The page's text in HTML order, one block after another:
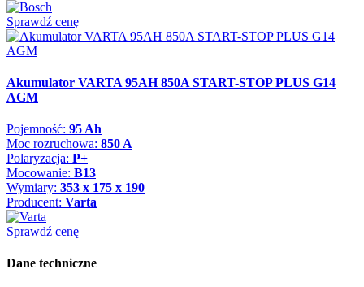
Sprawdź cenę
Akumulator VARTA 95AH 850A START-STOP PLUS G14
AGM
Pojemność: 95 Ah
Moc rozruchowa: 850 A
Polaryzacja: P+
Mocowanie: B13
Wymiary: 353 x 175 x 190
Producent: Varta
Sprawdź cenę
Dane techniczne